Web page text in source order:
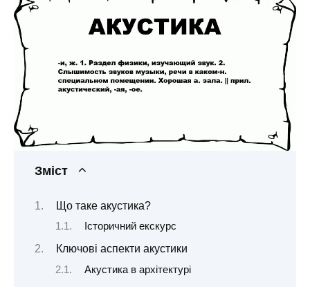
Зміст
Що таке акустика?
Історичний екскурс
Ключові аспекти акустики
Акустика в архітектурі